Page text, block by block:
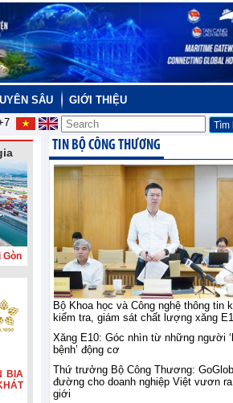
SÂU GIỚI THIỆU
Gòn
BIA
TIN BỘ CÔNG THƯƠNG
Bộ Khoa học và Công nghệ thông tin
kiểm tra, giám sát chất lượng xăng
Xăng E10: Góc nhìn từ những người
bệnh’ động cơ
Thứ trưởng Bộ Công Thương:
đường cho doanh nghiệp Việt vươn
giới